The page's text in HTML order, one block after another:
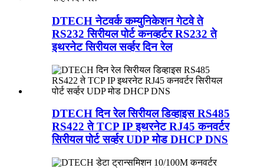
DTECH नेटवर्क कम्युनिकेशन गेटवे ते
RS232 सिरीयल पोर्ट कनव्हर्टर RS232 ते
इथरनेट सिरीयल सर्व्हर दिन रेल
DTECH दिन रेल सिरीयल डिव्हाइस RS485
RS422 ते TCP IP इथरनेट RJ45 कनवर्टर
सिरीयल पोर्ट सर्व्हर UDP मोड DHCP DNS